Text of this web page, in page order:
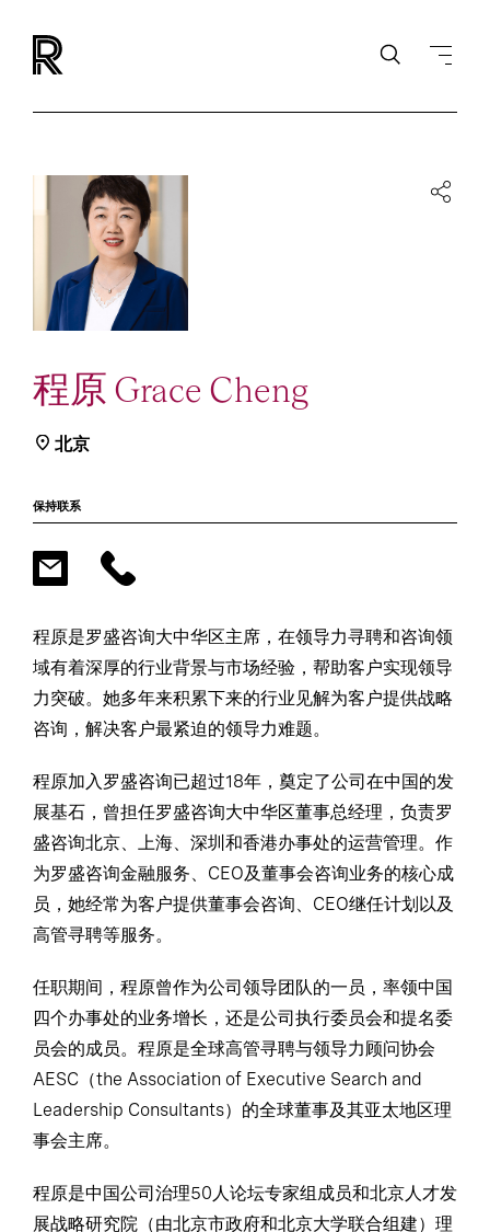
程原 Grace Cheng
北京
保持联系
程原是罗盛咨询大中华区主席，在领导力寻聘和咨询领
域有着深厚的行业背景与市场经验，帮助客户实现领导
力突破。她多年来积累下来的行业见解为客户提供战略
咨询，解决客户最紧迫的领导力难题。
程原加入罗盛咨询已超过18年，奠定了公司在中国的发
展基石，曾担任罗盛咨询大中华区董事总经理，负责罗
盛咨询北京、上海、深圳和香港办事处的运营管理。作
为罗盛咨询金融服务、CEO及董事会咨询业务的核心成
员，她经常为客户提供董事会咨询、CEO继任计划以及
高管寻聘等服务。
任职期间，程原曾作为公司领导团队的一员，率领中国
四个办事处的业务增长，还是公司执行委员会和提名委
员会的成员。程原是全球高管寻聘与领导力顾问协会
AESC（the Association of Executive Search and
Leadership Consultants）的全球董事及其亚太地区理
事会主席。
程原是中国公司治理50人论坛专家组成员和北京人才发
展战略研究院（由北京市政府和北京大学联合组建）理